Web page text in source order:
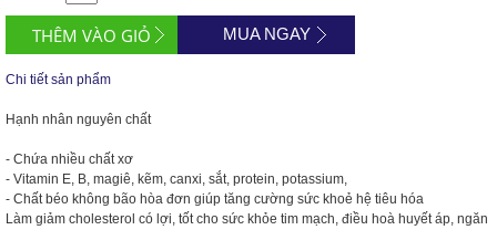
MUA NGAY
Chi tiết sản phẩm
Hạnh nhân nguyên chất
- Chứa nhiều chất xơ
- Vitamin E, B, magiê, kẽm, canxi, sắt, protein, potassium,
- Chất béo không bão hòa đơn giúp tăng cường sức khoẻ hệ tiêu hóa
Làm giảm cholesterol có lợi, tốt cho sức khỏe tim mạch, điều hoà huyết áp, ngăn